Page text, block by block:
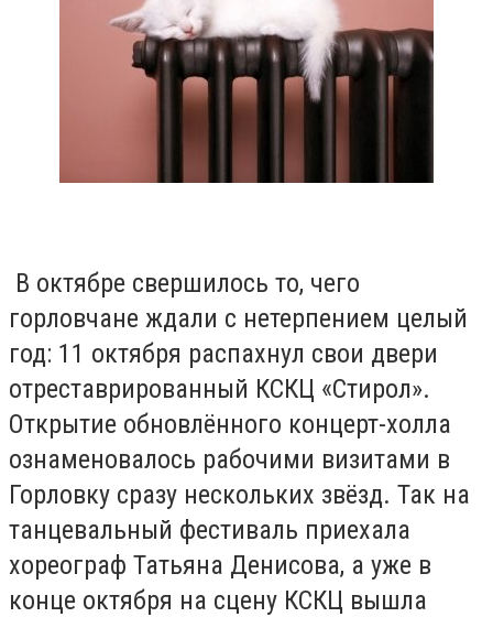
В октябре свершилось то, чего
горловчане ждали с нетерпением целый
год: 11 октября распахнул свои двери
отреставрированный КСКЦ «Стирол».
Открытие обновлённого концерт-холла
ознаменовалось рабочими визитами в
Горловку сразу нескольких звёзд. Так на
танцевальный фестиваль приехала
хореограф Татьяна Денисова, а уже в
конце октября на сцену КСКЦ вышла